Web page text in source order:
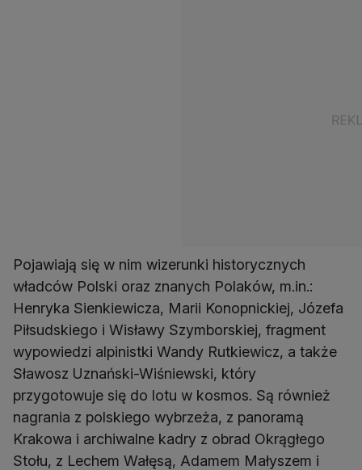
Pojawiają się w nim wizerunki historycznych
władców Polski oraz znanych Polaków, m.in.:
Henryka Sienkiewicza, Marii Konopnickiej, Józefa
Piłsudskiego i Wisławy Szymborskiej, fragment
wypowiedzi alpinistki Wandy Rutkiewicz, a także
Sławosz Uznański-Wiśniewski, który
przygotowuje się do lotu w kosmos. Są również
nagrania z polskiego wybrzeża, z panoramą
Krakowa i archiwalne kadry z obrad Okrągłego
Stołu, z Lechem Wałęsą, Adamem Małyszem i